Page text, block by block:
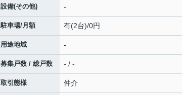
設備(その他) -
駐車場/月額 有(2台)/0円
用途地域 -
募集戸数 / 総戸数 - / -
取引態様 仲介